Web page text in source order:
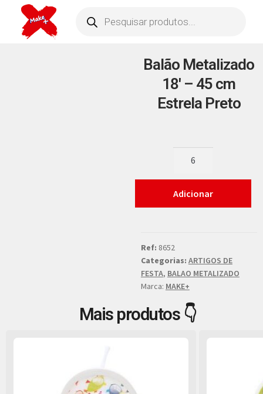
Balão Metalizado
18′ – 45 cm
Estrela Preto
Adicionar
Ref: 8652
Categorias: ARTIGOS DE
FESTA, BALAO METALIZADO
Marca: MAKE+
Mais produtos 👇